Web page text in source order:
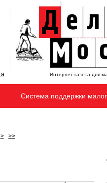
Интернет-газета для
Система поддержки
> >>